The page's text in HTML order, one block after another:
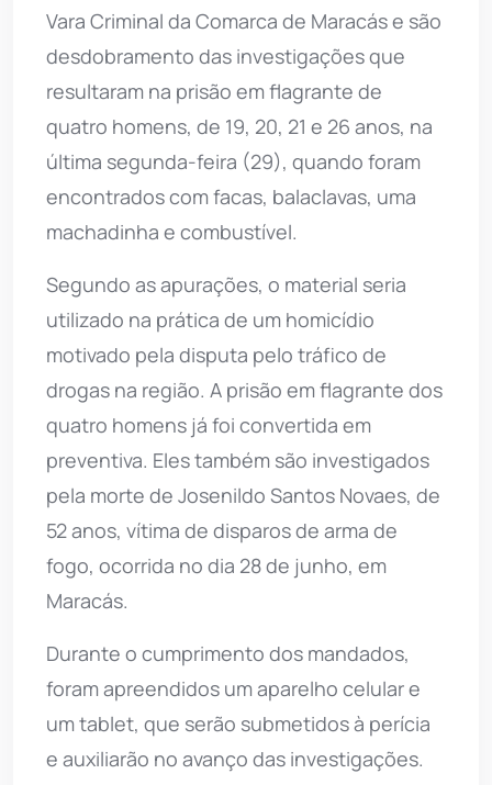
Vara Criminal da Comarca de Maracás e são
desdobramento das investigações que
resultaram na prisão em flagrante de
quatro homens, de 19, 20, 21 e 26 anos, na
última segunda-feira (29), quando foram
encontrados com facas, balaclavas, uma
machadinha e combustível.
Segundo as apurações, o material seria
utilizado na prática de um homicídio
motivado pela disputa pelo tráfico de
drogas na região. A prisão em flagrante dos
quatro homens já foi convertida em
preventiva. Eles também são investigados
pela morte de Josenildo Santos Novaes, de
52 anos, vítima de disparos de arma de
fogo, ocorrida no dia 28 de junho, em
Maracás.
Durante o cumprimento dos mandados,
foram apreendidos um aparelho celular e
um tablet, que serão submetidos à perícia
e auxiliarão no avanço das investigações.